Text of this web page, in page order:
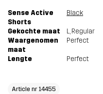
Sense Active
Shorts
Black
Gekochte maat L, Regular
Waargenomen
maat
Perfect
Lengte Perfect
Article nr 14455